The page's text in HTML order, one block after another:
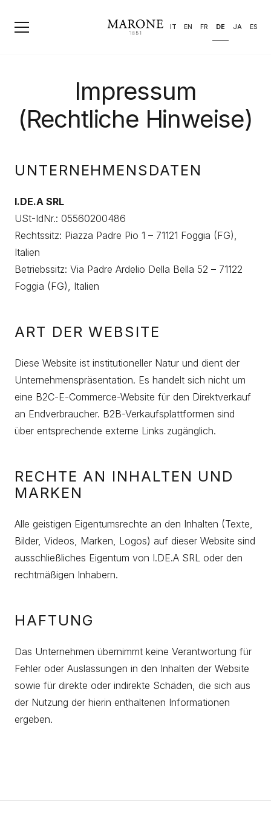
IT EN FR DE JA ES
Impressum
(Rechtliche Hinweise)
UNTERNEHMENSDATEN
I.DE.A SRL
USt-IdNr.: 05560200486
Rechtssitz: Piazza Padre Pio 1 – 71121 Foggia (FG),
Italien
Betriebssitz: Via Padre Ardelio Della Bella 52 – 71122
Foggia (FG), Italien
ART DER WEBSITE
Diese Website ist institutioneller Natur und dient der
Unternehmenspräsentation. Es handelt sich nicht um
eine B2C-E-Commerce-Website für den Direktverkauf
an Endverbraucher. B2B-Verkaufsplattformen sind
über entsprechende externe Links zugänglich.
RECHTE AN INHALTEN UND
MARKEN
Alle geistigen Eigentumsrechte an den Inhalten (Texte,
Bilder, Videos, Marken, Logos) auf dieser Website sind
ausschließliches Eigentum von I.DE.A SRL oder den
rechtmäßigen Inhabern.
HAFTUNG
Das Unternehmen übernimmt keine Verantwortung für
Fehler oder Auslassungen in den Inhalten der Website
sowie für direkte oder indirekte Schäden, die sich aus
der Nutzung der hierin enthaltenen Informationen
ergeben.